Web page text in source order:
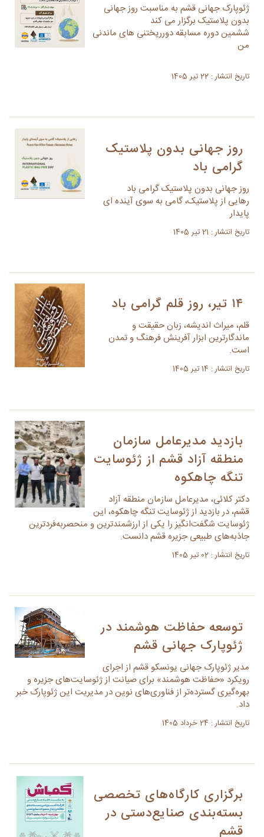
ژئوپارک جهانی قشم به مناسبت روز جهانی
بدون پلاستیک برگزار می کند
ششمین دوره مسابقه دورریختنی های ماندنی
من
تاریخ انتشار : 22 تیر 1405
روز جهانی بدون پلاستیک
گرامی باد
روز جهانی بدون پلاستیک گرامی باد
رهایی از پلاستیک، گامی به سوی آینده ای
پایدار
تاریخ انتشار : 21 تیر 1405
۱۴ تیر، روز قلم گرامی باد
قلم، میراث اندیشه، زبان حقیقت و
ماندگارترین ابزار آفرینش فرهنگ و تمدن
است.
تاریخ انتشار : 14 تیر 1405
بازدید مدیرعامل سازمان
منطقه آزاد قشم از ژئوسایت
تنگه چاهکوه
دکتر کلائی، مدیرعامل سازمان منطقه آزاد
قشم، در بازدید از ژئوسایت تنگه چاهکوه، این
ژئوسایت شگفت‌انگیز را یکی از ارزشمندترین و منحصربه‌فردترین
جاذبه‌های طبیعی جزیره قشم دانست.
تاریخ انتشار : 02 تیر 1405
توسعه حفاظت هوشمند در
ژئوپارک جهانی قشم
مدیر ژئوپارک جهانی یونسکو قشم از اجرای
رویکرد «حفاظت هوشمند» برای صیانت از ژئوسایت‌های جزیره و
بهره‌گیری گسترده‌تر از فناوری‌های نوین در مدیریت این ژئوپارک خبر
داد.
تاریخ انتشار : 24 خرداد 1405
برگزاری کارگاه‌های تخصصی
بسته‌بندی صنایع‌دستی در
قشم